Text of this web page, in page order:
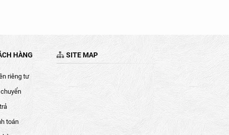
HÀNG
riêng tư
toán
SITE MAP